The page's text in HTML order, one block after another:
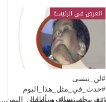
العرض في الرئيسة
#لن_ننسى
#حدث_في_مثل_هذا_اليوم
“تقرير استهداف سيارات